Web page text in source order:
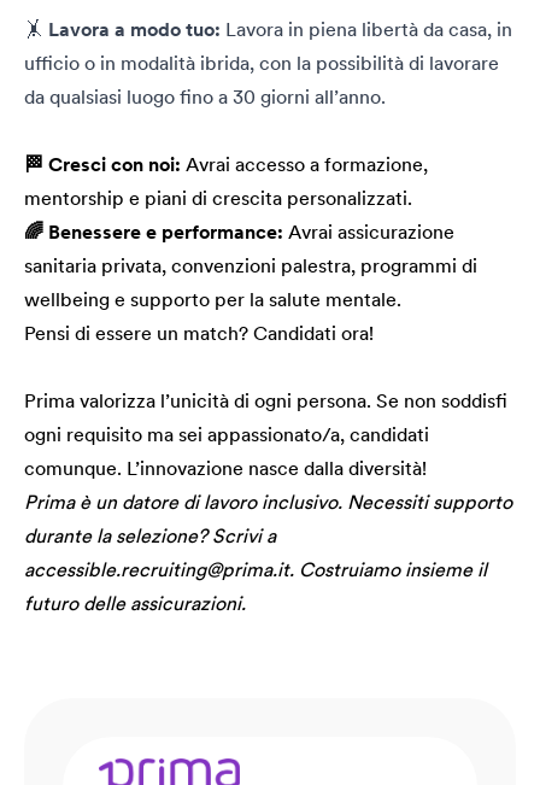
🤸 Lavora a modo tuo: Lavora in piena libertà da casa, in
ufficio o in modalità ibrida, con la possibilità di lavorare
da qualsiasi luogo fino a 30 giorni all’anno.
🏁 Cresci con noi: Avrai accesso a formazione,
mentorship e piani di crescita personalizzati.
🌈 Benessere e performance: Avrai assicurazione
sanitaria privata, convenzioni palestra, programmi di
wellbeing e supporto per la salute mentale.
Pensi di essere un match? Candidati ora!
Prima valorizza l’unicità di ogni persona. Se non soddisfi
ogni requisito ma sei appassionato/a, candidati
comunque. L’innovazione nasce dalla diversità!
Prima è un datore di lavoro inclusivo. Necessiti supporto
durante la selezione? Scrivi a
accessible.recruiting@prima.it. Costruiamo insieme il
futuro delle assicurazioni.